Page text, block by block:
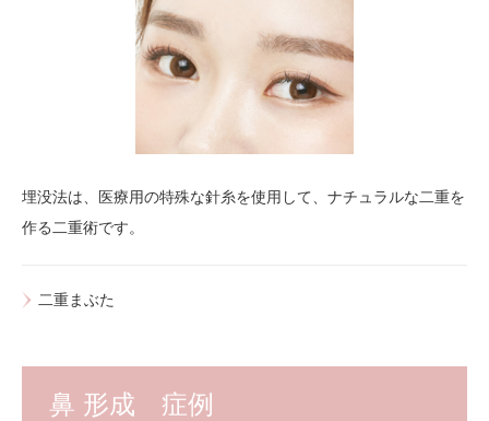
埋没法は、医療用の特殊な針糸を使用して、ナチュラルな二重を
作る二重術です。
二重まぶた
鼻 形成 症例